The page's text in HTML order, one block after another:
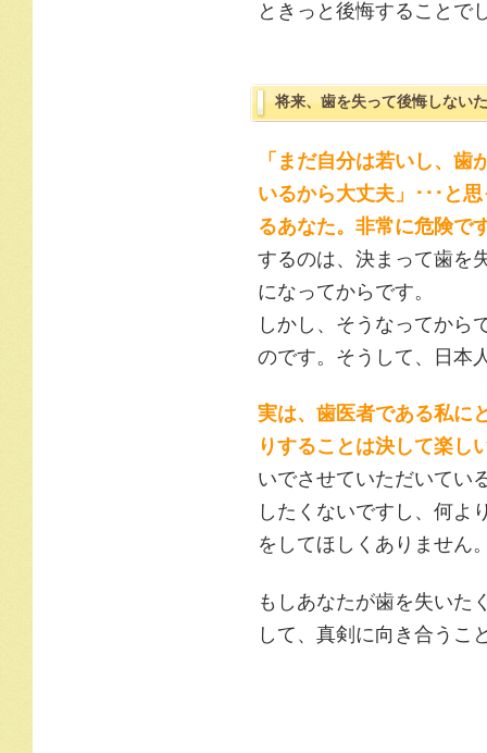
ときっと後悔することで
将来、歯を失って後悔しない
「まだ自分は若いし、歯
いるから大丈夫」･･･と
るあなた。非常に危険で
するのは、決まって歯を
になってからです。
しかし、そうなってから
のです。そうして、日本
実は、歯医者である私に
りすることは決して楽し
いでさせていただいてい
したくないですし、何よ
をしてほしくありません
もしあなたが歯を失いた
して、真剣に向き合うこ